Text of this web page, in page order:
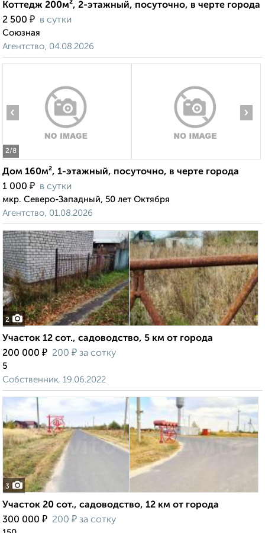
Коттедж 200м², 2-этажный, посуточно, в черте города
2 500 ₽ в сутки
Союзная
Агентство, 04.08.2026
2/8
‹ ›
Дом 160м², 1-этажный, посуточно, в черте города
1 000 ₽ в сутки
мкр. Северо-Западный, 50 лет Октября
Агентство, 01.08.2026
2
Участок 12 сот., садоводство, 5 км от города
200 000 ₽ 200 ₽ за сотку
5
Собственник, 19.06.2022
3
Участок 20 сот., садоводство, 12 км от города
300 000 ₽ 200 ₽ за сотку